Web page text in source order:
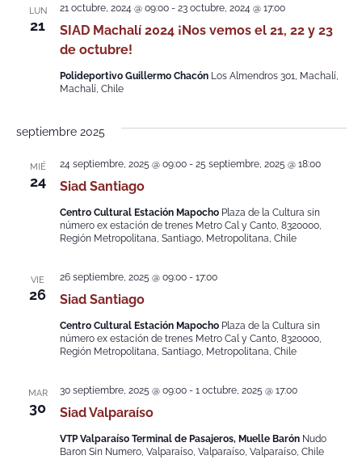
LUN
21
SIAD Machalí 2024 ¡Nos vemos el 21, 22 y 23
de octubre!
21 octubre, 2024 @ 09:00- 23 octubre, 2024 @ 17:00
Polideportivo Guillermo Chacón Los Almendros 301, Machalí,
Machalí, Chile
septiembre 2025
MIÉ
24 Siad Santiago
24 septiembre, 2025 @ 09:00- 25 septiembre, 2025 @ 18:00
Centro Cultural Estación Mapocho Plaza de la Cultura sin
número ex estación de trenes Metro Cal y Canto, 8320000,
Región Metropolitana, Santiago, Metropolitana, Chile
VIE
26 Siad Santiago
26 septiembre, 2025 @ 09:00- 17:00
Centro Cultural Estación Mapocho Plaza de la Cultura sin
número ex estación de trenes Metro Cal y Canto, 8320000,
Región Metropolitana, Santiago, Metropolitana, Chile
MAR
30 Siad Valparaíso
30 septiembre, 2025 @ 09:00- 1 octubre, 2025 @ 17:00
VTP Valparaíso Terminal de Pasajeros, Muelle Barón Nudo
Baron Sin Numero, Valparaíso, Valparaíso, Valparaíso, Chile